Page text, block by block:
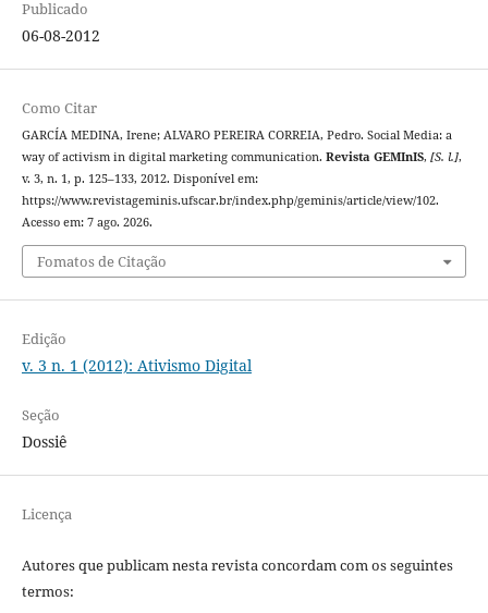
Publicado
06-08-2012
Como Citar
GARCÍA MEDINA, Irene; ALVARO PEREIRA CORREIA, Pedro. Social Media: a
way of activism in digital marketing communication. Revista GEMInIS, [S. l.],
v. 3, n. 1, p. 125–133, 2012. Disponível em:
https://www.revistageminis.ufscar.br/index.php/geminis/article/view/102.
Acesso em: 7 ago. 2026.
Fomatos de Citação
Edição
v. 3 n. 1 (2012): Ativismo Digital
Seção
Dossiê
Licença
Autores que publicam nesta revista concordam com os seguintes
termos: